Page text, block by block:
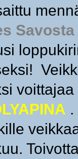
Savosta